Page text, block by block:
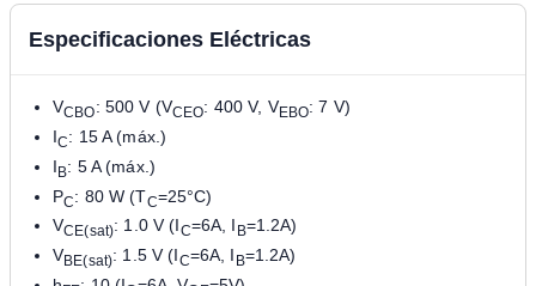
Especificaciones Eléctricas
VCBO: 500 V (VCEO: 400 V, VEBO: 7 V)
IC: 15 A (máx.)
IB: 5 A (máx.)
PC: 80 W (TC=25°C)
VCE(sat): 1.0 V (IC=6A, I B=1.2A)
VBE(sat): 1.5 V (IC=6A, I B=1.2A)